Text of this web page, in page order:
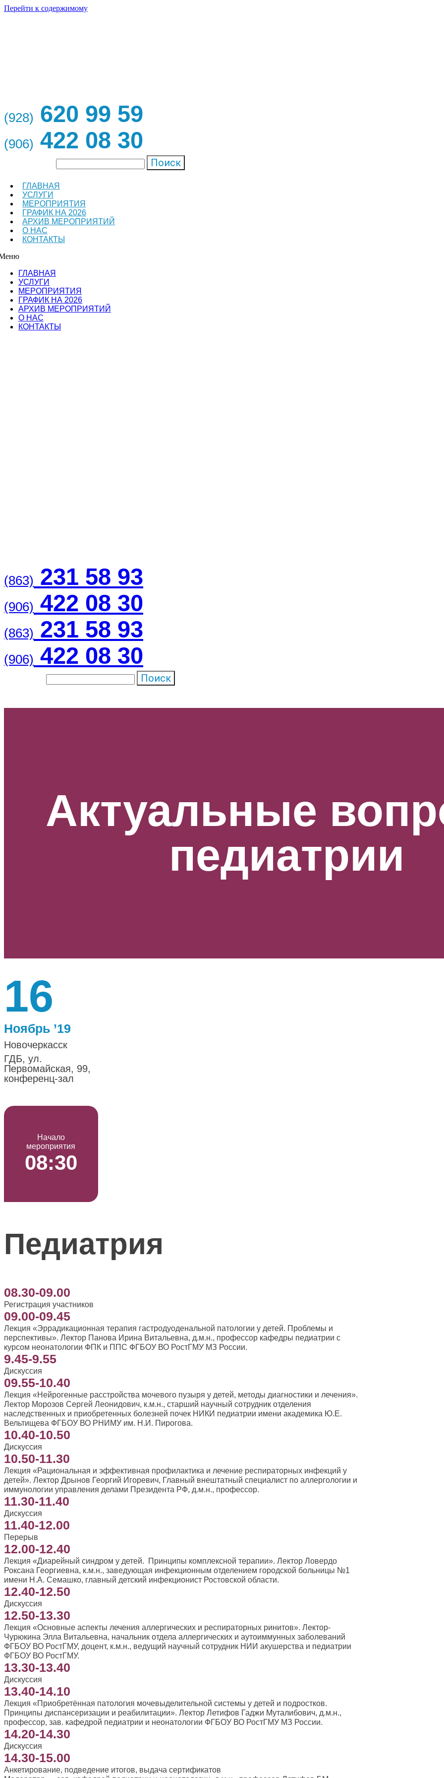
Перейти к содержимому
(928) 620 99 59
(906) 422 08 30
Поиск
ГЛАВНАЯ
УСЛУГИ
МЕРОПРИЯТИЯ
ГРАФИК НА 2026
АРХИВ МЕРОПРИЯТИЙ
О НАС
КОНТАКТЫ
ГЛАВНАЯ
УСЛУГИ
МЕРОПРИЯТИЯ
ГРАФИК НА 2026
АРХИВ МЕРОПРИЯТИЙ
О НАС
КОНТАКТЫ
(863) 231 58 93
(906) 422 08 30
(863) 231 58 93
(906) 422 08 30
Поиск
Актуальные
педиатрии
16
Ноябрь ’19
Новочеркасск
ГДБ, ул.
Первомайская, 99,
конференц-зал
Начало
мероприятия
08:30
Педиатрия
08.30-09.00
Регистрация участников
09.00-09.45
Лекция «Эррадикационная терапия гастродуоденальной патологии у детей. Проблемы и
перспективы». Лектор Панова Ирина Витальевна, д.м.н., профессор кафедры педиатрии с
курсом неонатологии ФПК и ППС ФГБОУ ВО РостГМУ МЗ России.
9.45-9.55
Дискуссия
09.55-10.40
Лекция «Нейрогенные расстройства мочевого пузыря у детей, методы диагностики и лечения».
Лектор Морозов Сергей Леонидович, к.м.н., старший научный сотрудник отделения
наследственных и приобретенных болезней почек НИКИ педиатрии имени академика Ю.Е.
Вельтищева ФГБОУ ВО РНИМУ им. Н.И. Пирогова.
10.40-10.50
Дискуссия
10.50-11.30
Лекция «Рациональная и эффективная профилактика и лечение респираторных инфекций у
детей». Лектор Дрынов Георгий Игоревич, Главный внештатный специалист по аллергологии и
иммунологии управления делами Президента РФ, д.м.н., профессор.
11.30-11.40
Дискуссия
11.40-12.00
Перерыв
12.00-12.40
Лекция «Диарейный синдром у детей. Принципы комплексной терапии». Лектор Ловердо
Роксана Георгиевна, к.м.н., заведующая инфекционным отделением городской больницы №1
имени Н.А. Семашко, главный детский инфекционист Ростовской области.
12.40-12.50
Дискуссия
12.50-13.30
Лекция «Основные аспекты лечения аллергических и респираторных ринитов». Лектор-
Чурюкина Элла Витальевна, начальник отдела аллергических и аутоиммунных заболеваний
ФГБОУ ВО РостГМУ, доцент, к.м.н., ведущий научный сотрудник НИИ акушерства и педиатрии
ФГБОУ ВО РостГМУ.
13.30-13.40
Дискуссия
13.40-14.10
Лекция «Приобретённая патология мочевыделительной системы у детей и подростков.
Принципы диспансеризации и реабилитации». Лектор Летифов Гаджи Муталибович, д.м.н.,
профессор, зав. кафедрой педиатрии и неонатологии ФГБОУ ВО РостГМУ МЗ России.
14.20-14.30
Дискуссия
14.30-15.00
Анкетирование, подведение итогов, выдача сертификатов